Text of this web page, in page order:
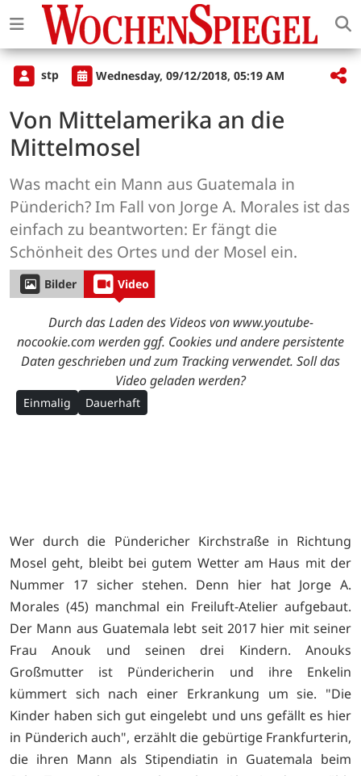
stp Wednesday, 09/12/2018, 05:19 AM
Von Mittelamerika an die
Mittelmosel
Was macht ein Mann aus Guatemala in
Pünderich? Im Fall von Jorge A. Morales ist das
einfach zu beantworten: Er fängt die
Schönheit des Ortes und der Mosel ein.
Bilder Video
Durch das Laden des Videos von www.youtube-
nocookie.com werden ggf. Cookies und andere persistente
Daten geschrieben und zum Tracking verwendet. Soll das
Video geladen werden?
Einmalig Dauerhaft
Wer durch die Pündericher Kirchstraße in Richtung
Mosel geht, bleibt bei gutem Wetter am Haus mit der
Nummer 17 sicher stehen. Denn hier hat Jorge A.
Morales (45) manchmal ein Freiluft-Atelier aufgebaut.
Der Mann aus Guatemala lebt seit 2017 hier mit seiner
Frau Anouk und seinen drei Kindern. Anouks
Großmutter ist Pündericherin und ihre Enkelin
kümmert sich nach einer Erkrankung um sie. "Die
Kinder haben sich gut eingelebt und uns gefällt es hier
in Pünderich auch", erzählt die gebürtige Frankfurterin,
die ihren Mann als Stipendiatin in Guatemala beim